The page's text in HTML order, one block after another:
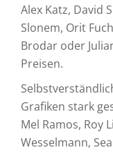
Alex Katz, David
Slonem, Orit
Brodar oder
Preisen.
Grafiken stark
Mel Ramos, Roy
Wesselmann,